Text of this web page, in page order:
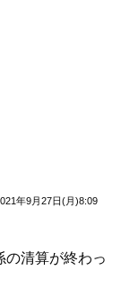
年9月27日(月)8:09
の清算が終わっ